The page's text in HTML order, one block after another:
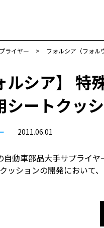
ライヤー > フォルシア（フォル
ルシア】
シートクッ
2011.06.01
自動車部品大手サプライ
ッションの開発において